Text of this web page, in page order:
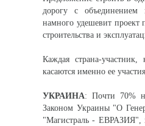
дорогу с объединением
намного удешевит проект
строительства и
Каждая страна-
касаются именно ее
УКРАИНА: Почти 70%
Законом Украины "О
"Магистраль - ЕВРАЗИЯ",